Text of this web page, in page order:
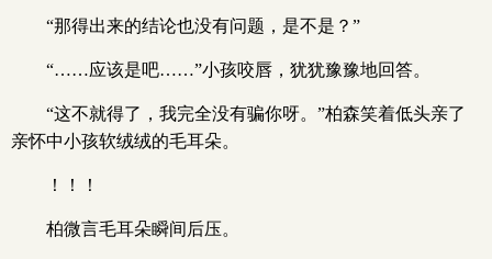
“那得出来的结论也没有问题，是不是？”
“……应该是吧……”小孩咬唇，犹犹豫豫地回答。
“这不就得了，我完全没有骗你呀。”柏森笑着低头亲了
亲怀中小孩软绒绒的毛耳朵。
！！！
柏微言毛耳朵瞬间后压。